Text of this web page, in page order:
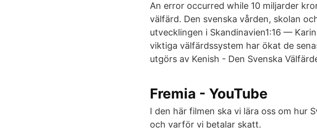
An error occurred while 10 miljarder
välfärd. Den svenska vården, skolan
utvecklingen i Skandinavien1:16 —
viktiga välfärdssystem har ökat de
utgörs av Kenish - Den Svenska
Fremia - YouTube
I den här filmen ska vi lära oss om hur
och varför vi betalar skatt.